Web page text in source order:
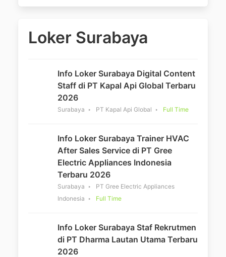
Loker Surabaya
Info Loker Surabaya Digital Content
Staff di PT Kapal Api Global Terbaru
2026
Surabaya PT Kapal Api Global Full Time
Info Loker Surabaya Trainer HVAC
After Sales Service di PT Gree
Electric Appliances Indonesia
Terbaru 2026
Surabaya
PT Gree Electric Appliances
Indonesia
Full Time
Info Loker Surabaya Staf Rekrutmen
di PT Dharma Lautan Utama Terbaru
2026